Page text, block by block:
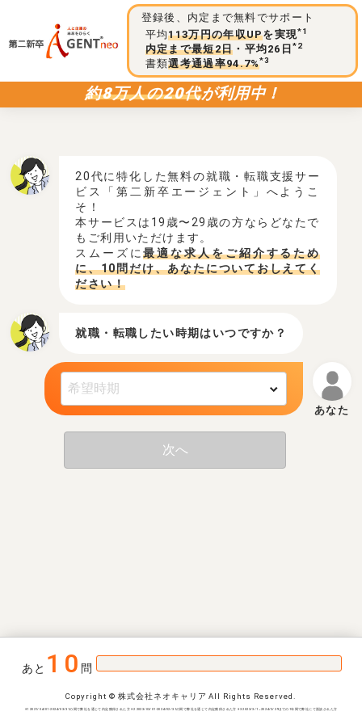
登録後、内定まで無料でサポート
平均113万円の年収UPを実現*1
内定まで最短2日 ・平均26日*2
書類選考通過率94.7%*3
約8万人の20代が利用中！
20代に特化した無料の就職・転職支援サー
ビス「第二新卒エージェント」へようこ
そ！
本サービスは19歳〜29歳の方ならどなたで
もご利用いただけます。
スムーズに最適な求人をご紹介するため
に、10問だけ、あなたについておしえてく
ださい！
就職・転職したい時期はいつですか？
次へ
あと 10 問
Copyright © 株式会社ネオキャリア All Rights Reserved.
※1 2021/04/01-2024/03/31の間で弊社を通じて内定獲得された方 ※2 2023/03/01-2024/02/31の間で弊社を通じて内定獲得された方 ※3 2023/3/1~2024/2/29までの1年間で弊社にて面談された方